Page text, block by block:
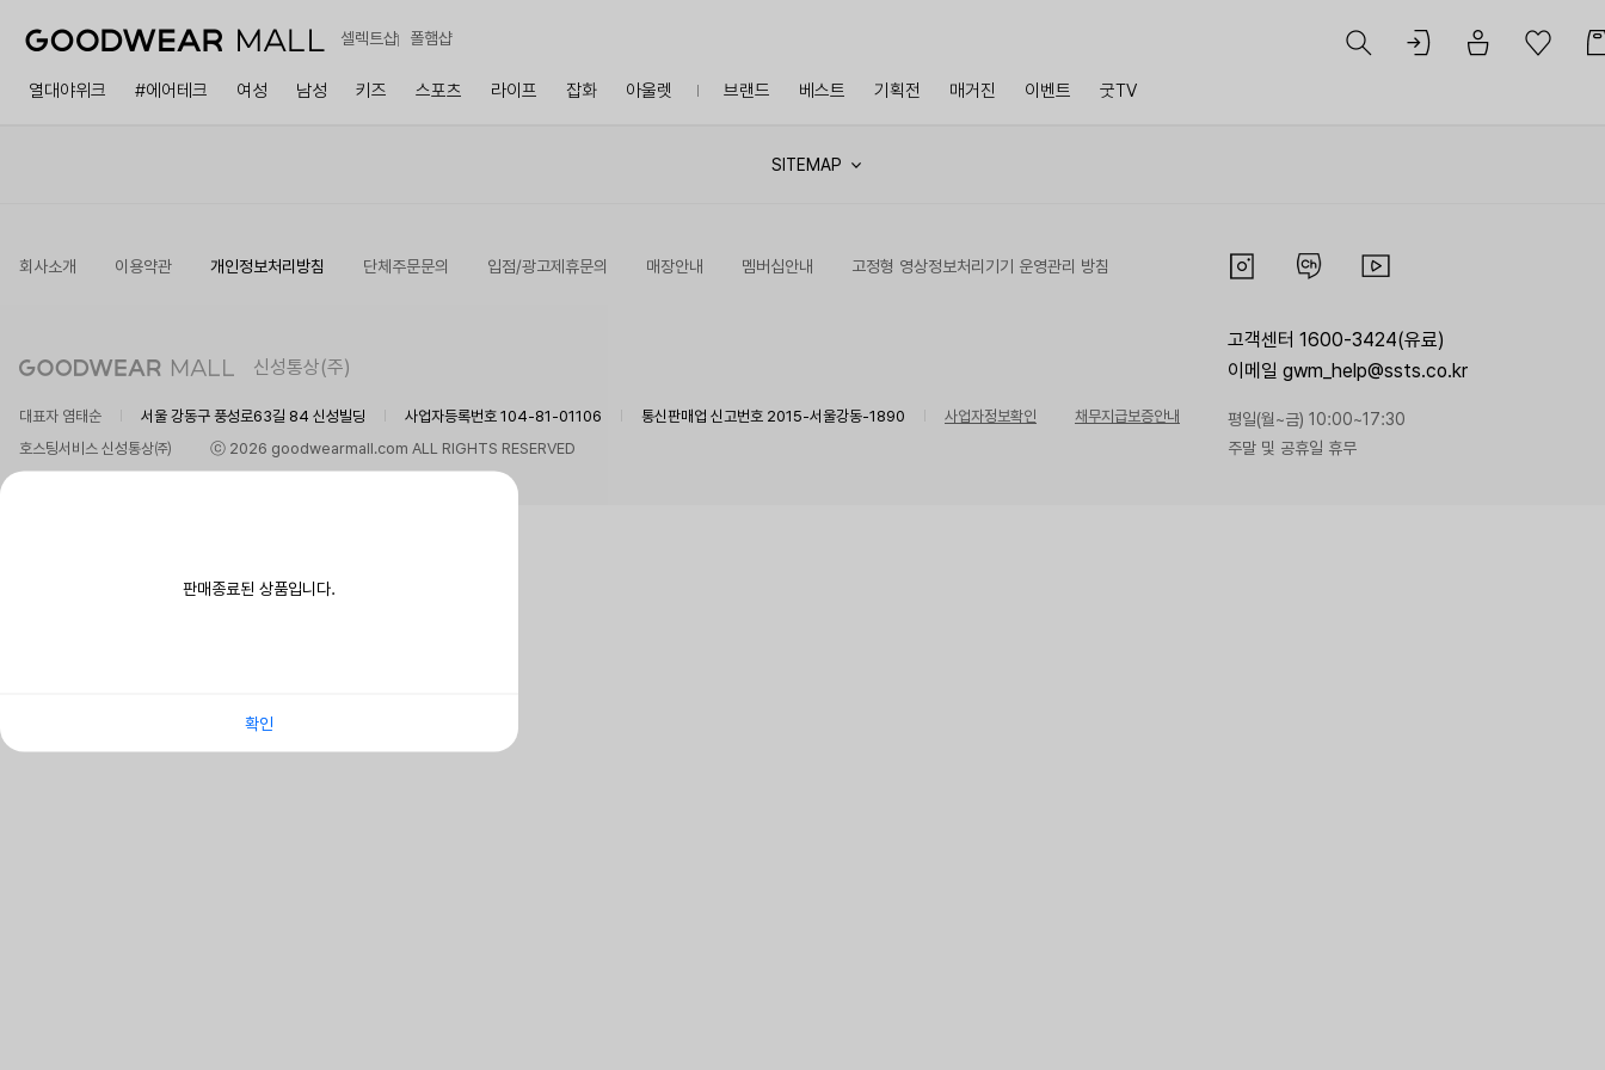
셀렉트샵 폴햄샵
열대야위크 #에어테크 여성 남성 키즈 스포츠 라이프 잡화 아울렛 브랜드 베스트 기획전 매거진 이벤트 굿TV
판매종료된 상품입니다.
확인
SITEMAP
회사소개 이용약관 개인정보처리방침 단체주문문의 입점/광고제휴문의 매장안내 멤버십안내 고정형 영상정보처리기기 운영관리 방침
신성통상(주)
대표자 염태순 서울 강동구 풍성로63길 84 신성빌딩 사업자등록번호 104-81-01106 통신판매업 신고번호 2015-서울강동-1890 사업자정보확인
채무지급보증안내
호스팅서비스 신성통상㈜
ⓒ 2026 goodwearmall.com ALL RIGHTS RESERVED
고객센터 1600-3424(유료)
이메일 gwm_help@ssts.co.kr
평일(월~금) 10:00~17:30
주말 및 공휴일 휴무